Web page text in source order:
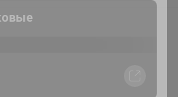
на кнопках Slim